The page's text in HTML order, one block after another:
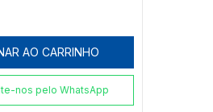
AO CARRINHO
nos pelo WhatsApp